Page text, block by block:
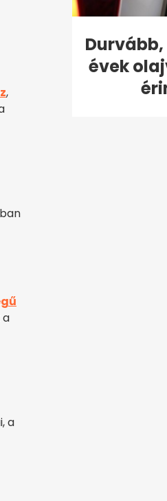
,
a
a
évek